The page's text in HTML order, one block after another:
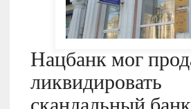
Нацбанк мог
ликвидировать